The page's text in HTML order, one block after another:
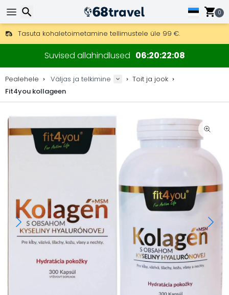
0
Tasuta kohaletoimetamine tellimustele üle 99 €.
Saab saata ka DHL Expressi kaudu (kohaletoimetamine 24 tunni
30 päeva tagastamiseks, 90 päeva puidust kaartide ja
Suvised allahindlused 06 20 22 07
Pealehele Väljas ja telkimine
Toit ja jook
Fit4you kollageen
Otsi